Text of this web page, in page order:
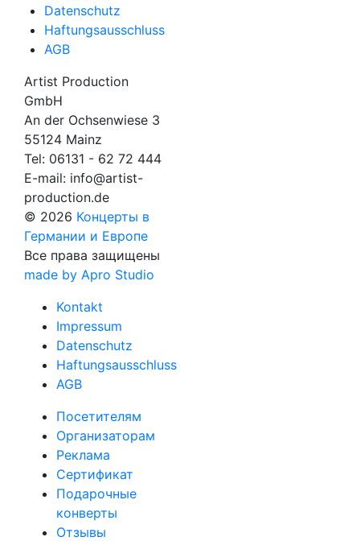
Datenschutz
Haftungsausschluss
AGB
Artist Production
GmbH
An der Ochsenwiese 3
55124 Mainz
Tel: 06131 - 62 72 444
E-mail: info@artist-
production.de
© 2026 Концерты в
Германии и Европе
Все права защищены
made by Apro Studio
Kontakt
Impressum
Datenschutz
Haftungsausschluss
AGB
Посетителям
Организаторам
Реклама
Сертификат
Подарочные
конверты
Отзывы